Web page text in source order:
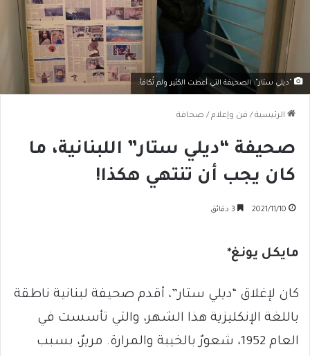
"ديلي ستار": الصحيفة التي أعطت الكثير ولم تُكافأ.
الرئيسية / فن وإعلام / صحافة
صحيفة “ديلي ستار” اللبنانية، ما
كان يجب أن تنتهي هكذا!
2021/11/10
مايكل يونغ*
كان لإغلاق “ديلي ستار”، أقدم صحيفة لبنانية ناطقة
باللغة الإنكليزية هذا الشهر، والتي تأسست في
العام 1952، شعورٌ بالخيبة والمرارة. مريرٌ، بسبب